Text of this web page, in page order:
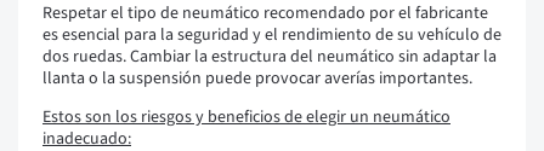
Respetar el tipo de neumático recomendado por el fabricante
es esencial para la seguridad y el rendimiento de su vehículo de
dos ruedas. Cambiar la estructura del neumático sin adaptar la
llanta o la suspensión puede provocar averías importantes.
Estos son los riesgos y beneficios de elegir un neumático
inadecuado: